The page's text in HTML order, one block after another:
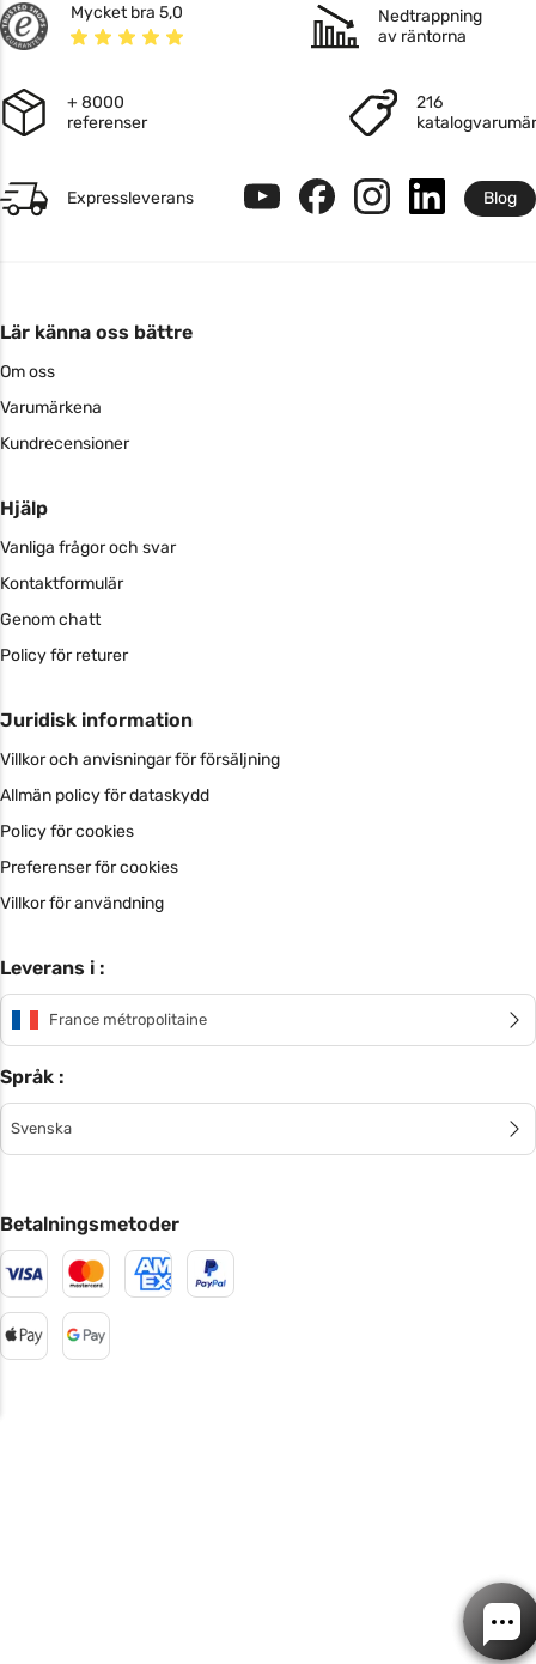
Mycket bra 5,0
Nedtrappning
av räntorna
+ 8000
referenser
216
Expressleverans Blog
Lär känna oss bättre
Om oss
Varumärkena
Kundrecensioner
Hjälp
Vanliga frågor och svar
Kontaktformulär
Genom chatt
Policy för returer
Juridisk information
Villkor och anvisningar för försäljning
Allmän policy för dataskydd
Policy för cookies
Preferenser för cookies
Villkor för användning
Leverans i :
France métropolitaine
Språk :
Svenska
Betalningsmetoder